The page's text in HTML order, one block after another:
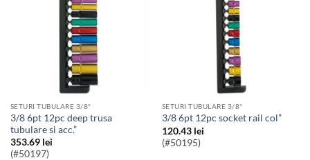
SETURI TUBULARE 3/8"
3/8 6pt 12pc deep trusa
tubulare si acc.”
353.69 lei
(#50197)
SETURI TUBULARE 3/8"
3/8 6pt 12pc socket rail col”
120.43 lei
(#50195)